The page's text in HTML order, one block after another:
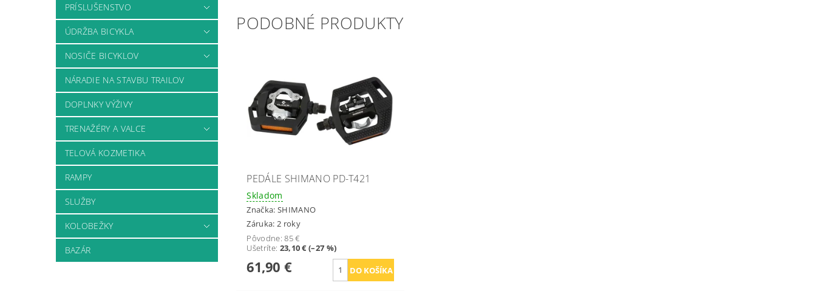
PRÍSLUŠENSTVO
ÚDRŽBA BICYKLA
NOSIČE BICYKLOV
NÁRADIE NA STAVBU TRAILOV
DOPLNKY VÝŽIVY
TRENAŽÉRY A VALCE
TELOVÁ KOZMETIKA
RAMPY
SLUŽBY
KOLOBEŽKY
BAZÁR
PODOBNÉ PRODUKTY
PEDÁLE SHIMANO PD-T421
Skladom
Značka: SHIMANO
Záruka: 2 roky
Pôvodne:85 €
Ušetríte: 23,10 € (–27 %)
61,90 €